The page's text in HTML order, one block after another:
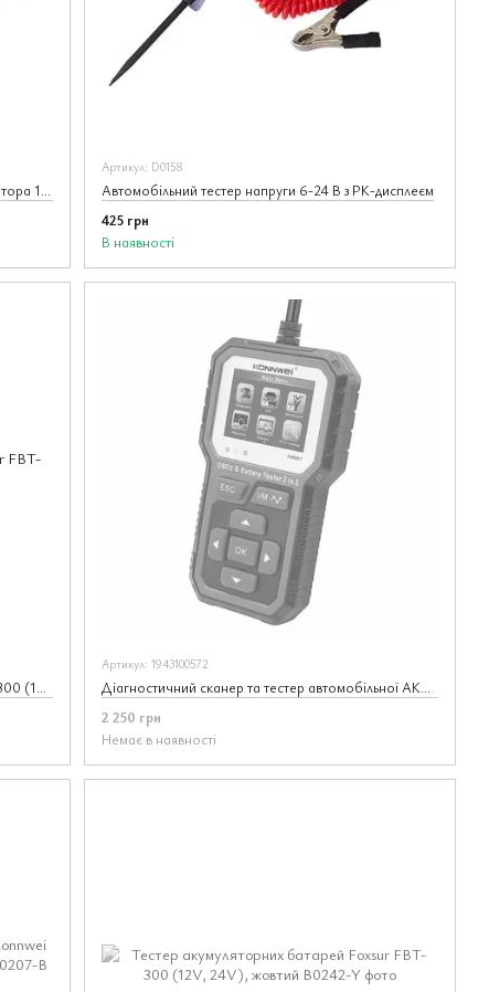
Тестер автомобільного акумулятора, генератора 12 В
Артикул: D0158
Автомобільний тестер напруги 6-24 В з РК-дисплеєм
425 грн
В наявності
Тестер акумуляторних батарей Foxsur FBT-300 (12V, 24V)
Артикул: 1943100572
Діагностичний сканер та тестер автомобільної АКБ 6/12В KONNWEI KW681 2 в 1
2 250 грн
Немає в наявності